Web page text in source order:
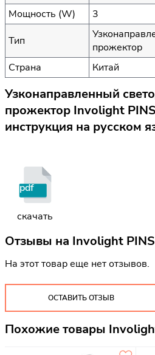
Мощность (W)
3
Тип
прожектор
Страна
Китай
Узконаправленный
прожектор Involight
инструкция на русском
pdf
скачать
Отзывы на Involight
На этот товар еще нет отзывов.
ОСТАВИТЬ ОТЗЫВ
Похожие товары